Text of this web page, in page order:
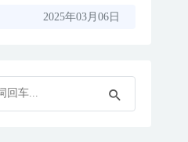
2025年03月06日